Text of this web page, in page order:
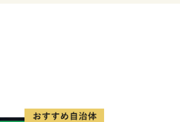
し周防大島の夏